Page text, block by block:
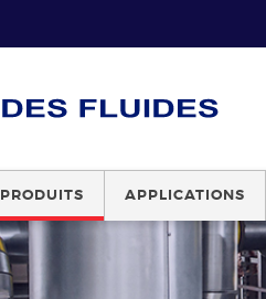
PRODUITS APPLICATIONS